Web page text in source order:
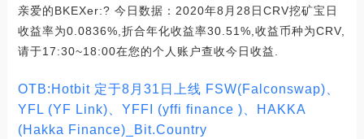
亲爱的BKEXer:? 今日数据：2020年8月28日CRV挖矿宝日
收益率为0.0836%,折合年化收益率30.51%,收益币种为CRV,
请于17:30~18:00在您的个人账户查收今日收益.
OTB:Hotbit 定于8月31日上线 FSW(Falconswap)、
YFL (YF Link)、YFFI (yffi finance )、HAKKA
(Hakka Finance)_Bit.Country